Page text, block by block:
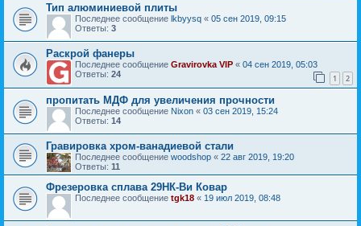
Тип алюминиевой плиты
Последнее сообщение lkbyysq « 05 сен 2019, 09:15
Ответы: 3
Раскрой фанеры
Последнее сообщение Gravirovka VIP « 04 сен 2019, 05:03
Ответы: 24 1 2
пропитать МДФ для увеличения прочности
Последнее сообщение Nixon « 03 сен 2019, 15:24
Ответы: 14
Гравировка хром-ванадиевой стали
Последнее сообщение woodshop « 22 авг 2019, 19:20
Ответы: 11
Фрезеровка сплава 29НК-Ви Ковар
Последнее сообщение tgk18 « 19 июл 2019, 08:48